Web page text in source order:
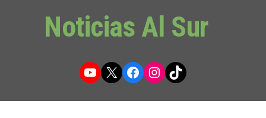
Noticias Al Sur
YouTube
X Facebook
Instagram
TikTok